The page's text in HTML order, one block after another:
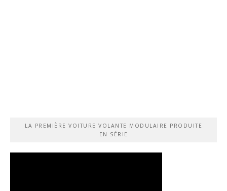
LA PREMIÈRE VOITURE VOLANTE MODULAIRE PRODUITE
EN SÉRIE